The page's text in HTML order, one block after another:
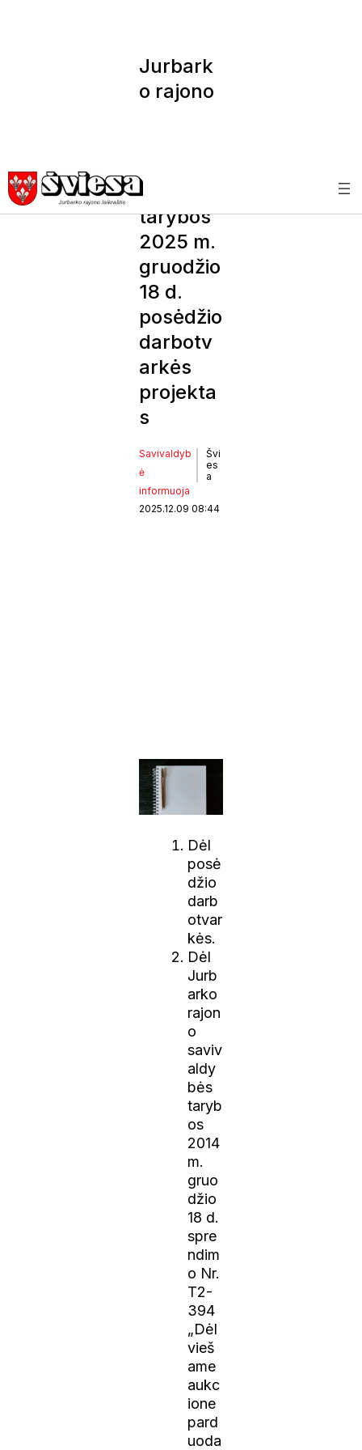
Jurbark
o rajono
racijos
tarybos
2025 m.
gruodžio
18 d.
posėdžio
darbotv
arkės
projekta
s
Savivaldyb
ė
informuoja
Švi
es
a
2025.12.09 08:44
Dėl
posė
džio
darb
otvar
kės.
Dėl
Jurb
arko
rajon
o
saviv
aldy
bės
taryb
os
2014
m.
gruo
džio
18 d.
spre
ndim
o Nr.
T2-
394
„Dėl
vieš
ame
aukc
ione
pard
uoda